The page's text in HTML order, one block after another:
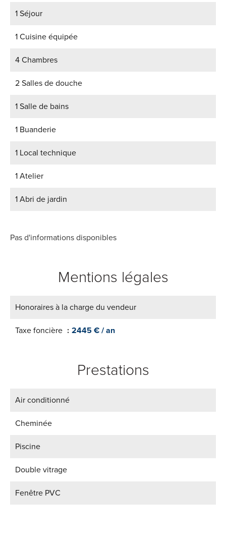
1 Séjour
1 Cuisine équipée
4 Chambres
2 Salles de douche
1 Salle de bains
1 Buanderie
1 Local technique
1 Atelier
1 Abri de jardin
Pas d'informations disponibles
Mentions légales
Honoraires à la charge du vendeur
Taxe foncière 2445 € / an
Prestations
Air conditionné
Cheminée
Piscine
Double vitrage
Fenêtre PVC